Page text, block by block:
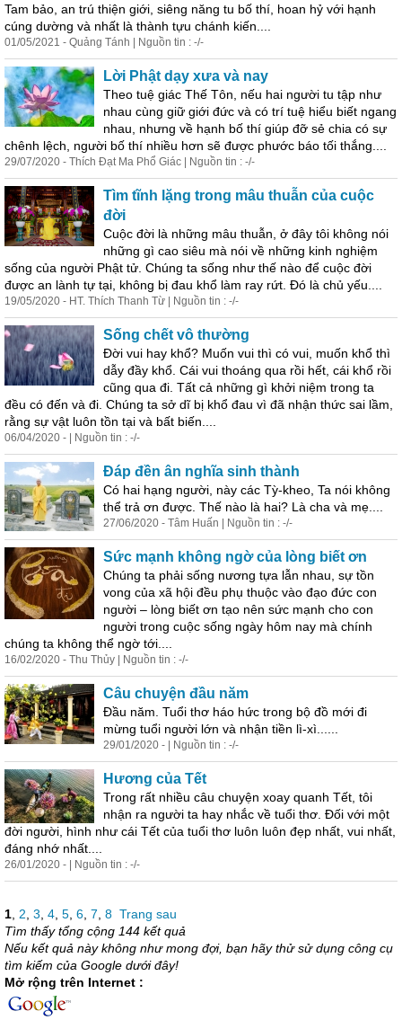
Tam bảo, an trú thiện giới, siêng năng tu bố thí, hoan hỷ với hạnh
cúng dường và nhất là thành tựu chánh kiến....
01/05/2021 - Quảng Tánh | Nguồn tin : -/-
Lời Phật dạy xưa và nay
Theo tuệ giác Thế Tôn, nếu hai người tu tập như
nhau cùng giữ giới đức và có trí tuệ hiểu biết ngang
nhau, nhưng về hạnh bố thí giúp đỡ sẻ chia có sự
chênh lệch, người bố thí nhiều hơn sẽ được phước báo tối thắng....
29/07/2020 - Thích Đạt Ma Phổ Giác | Nguồn tin : -/-
Tìm tĩnh lặng trong mâu thuẫn của cuộc
đời
Cuộc đời là những mâu thuẫn, ở đây tôi không nói
những gì cao siêu mà nói về những kinh nghiệm
sống của người Phật tử. Chúng ta sống như thế nào để cuộc đời
được an lành tự tại, không bị đau khổ làm ray rứt. Đó là chủ yếu....
19/05/2020 - HT. Thích Thanh Từ | Nguồn tin : -/-
Sống chết vô thường
Đời vui hay khổ? Muốn vui thì có vui, muốn khổ thì
dẫy đầy khổ. Cái vui thoáng qua rồi hết, cái khổ rồi
cũng qua đi. Tất cả những gì khởi niệm trong ta
đều có đến và đi. Chúng ta sở dĩ bị khổ đau vì đã nhận thức sai lầm,
rằng sự vật luôn tồn tại và bất biến....
06/04/2020 - | Nguồn tin : -/-
Đáp đền ân nghĩa sinh thành
Có hai hạng người, này các Tỳ-kheo, Ta nói không
thể trả ơn được. Thế nào là hai? Là cha và mẹ....
27/06/2020 - Tâm Huấn | Nguồn tin : -/-
Sức mạnh không ngờ của lòng biết ơn
Chúng ta phải sống nương tựa lẫn nhau, sự tồn
vong của xã hội đều phụ thuộc vào đạo đức con
người – lòng biết ơn tạo nên sức mạnh cho con
người trong cuộc sống ngày hôm nay mà chính
chúng ta không thể ngờ tới....
16/02/2020 - Thu Thủy | Nguồn tin : -/-
Câu chuyện đầu năm
Đầu năm. Tuổi thơ háo hức trong bộ đồ mới đi
mừng tuổi người lớn và nhận tiền lì-xì......
29/01/2020 - | Nguồn tin : -/-
Hương của Tết
Trong rất nhiều câu chuyện xoay quanh Tết, tôi
nhận ra người ta hay nhắc về tuổi thơ. Đối với một
đời người, hình như cái Tết của tuổi thơ luôn luôn đẹp nhất, vui nhất,
đáng nhớ nhất....
26/01/2020 - | Nguồn tin : -/-
1 2 3 4 5 6 7 8 Trang sau
Tìm thấy tổng cộng 144 kết quả
Nếu kết quả này không như mong đợi, bạn hãy thử sử dụng công cụ
tìm kiếm của Google dưới đây!
Mở rộng trên Internet :